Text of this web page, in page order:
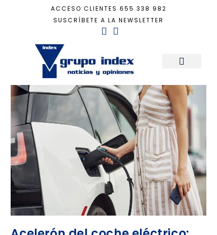
ACCESO CLIENTES 655 338 982
SUSCRÍBETE A LA NEWSLETTER
innovación